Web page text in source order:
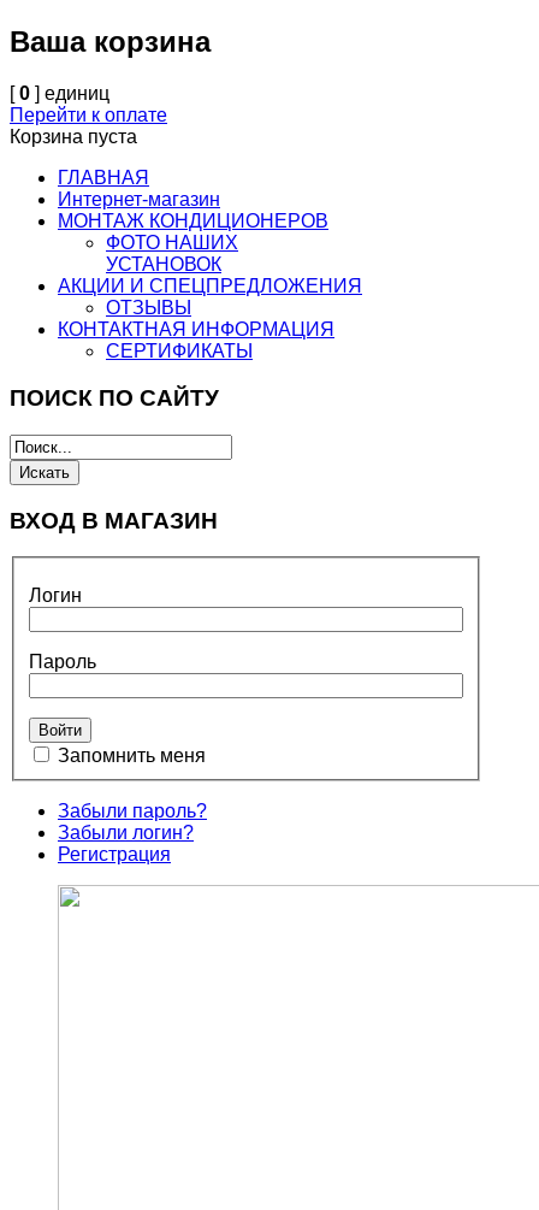
Ваша корзина
[0 ] единиц
Перейти к оплате
Корзина пуста
ГЛАВНАЯ
Интернет-магазин
МОНТАЖ КОНДИЦИОНЕРОВ
ФОТО НАШИХ
УСТАНОВОК
АКЦИИ И СПЕЦПРЕДЛОЖЕНИЯ
ОТЗЫВЫ
КОНТАКТНАЯ ИНФОРМАЦИЯ
СЕРТИФИКАТЫ
ПОИСК ПО САЙТУ
ВХОД В МАГАЗИН
Логин
Пароль
Запомнить меня
Забыли пароль?
Забыли логин?
Регистрация